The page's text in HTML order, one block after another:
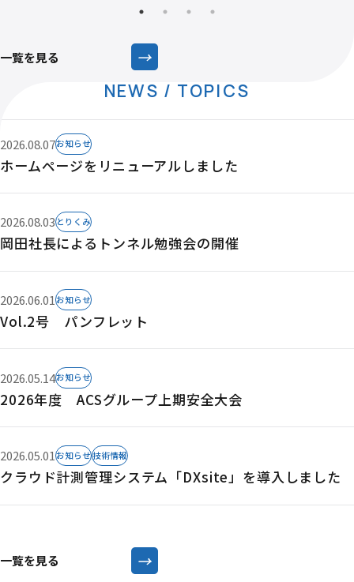
一覧を見る →
NEWS / TOPICS
2026.08.07お知らせ
ホームページをリニューアルしました
2026.08.03とりくみ
岡田社長によるトンネル勉強会の開催
2026.06.01 お知らせ
Vol.2号 パンフレット
2026.05.14お知らせ
2026年度 ACSグループ上期安全大会
2026.05.01お知らせ技術情報
クラウド計測管理システム「DXsite」を導入しました
一覧を見る →